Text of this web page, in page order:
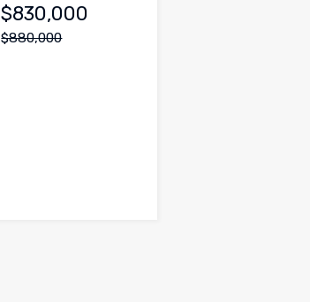
$830,000
$880,000